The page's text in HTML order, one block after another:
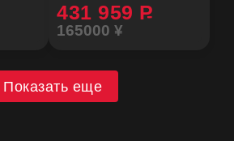
431 959 P
165000 ¥
Показать еще